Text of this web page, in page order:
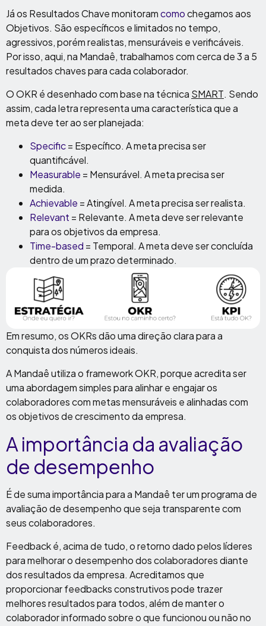
Já os Resultados Chave monitoramcomochegamos aos
Objetivos. São específicos e limitados no tempo,
agressivos, porém realistas, mensuráveis e verificáveis.
Por isso, aqui, na Mandaê, trabalhamos com cerca de 3 a 5
resultados chaves para cada colaborador.
O OKR é desenhado com base na técnica SMART. Sendo
assim, cada letra representa uma característica que a
meta deve ter ao ser planejada:
Specific= Específico. A meta precisa ser
quantificável.
Measurable = Mensurável. A meta precisa ser
medida.
Achievable = Atingível. A meta precisa ser realista.
Relevant = Relevante. A meta deve ser relevante
para os objetivos da empresa.
Time-based = Temporal. A meta deve ser concluída
dentro de um prazo determinado.
Em resumo, os OKRs dão uma direção clara para a
conquista dos números ideais.
A Mandaê utiliza o framework OKR, porque acredita ser
uma abordagem simples para alinhar e engajar os
colaboradores com metas mensuráveis e alinhadas com
os objetivos de crescimento da empresa.
A importância da avaliação
de desempenho
É de suma importância para a Mandaê ter um programa de
avaliação de desempenho que seja transparente com
seus colaboradores.
Feedback é, acima de tudo, o retorno dado pelos líderes
para melhorar o desempenho dos colaboradores diante
dos resultados da empresa. Acreditamos que
proporcionar feedbacks construtivos pode trazer
melhores resultados para todos, além de manter o
colaborador informado sobre o que funcionou ou não no